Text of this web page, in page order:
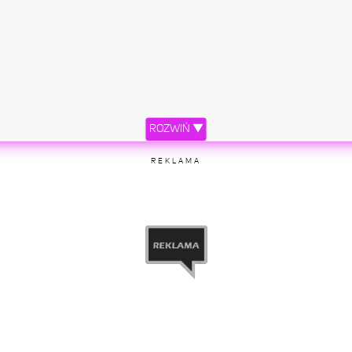
Selena Gomez (@selenagomez)
ROZWIŃ ▼
REKLAMA